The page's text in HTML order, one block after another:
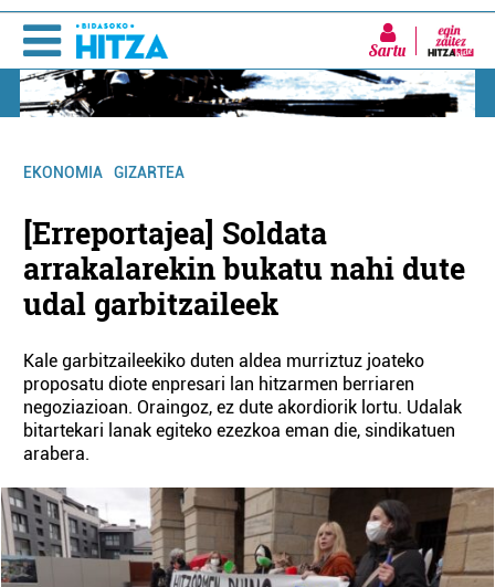
Sartu
EKONOMIA GIZARTEA
[Erreportajea] Soldata
arrakalarekin bukatu nahi dute
udal garbitzaileek
Kale garbitzaileekiko duten aldea murriztuz joateko
proposatu diote enpresari lan hitzarmen berriaren
negoziazioan. Oraingoz, ez dute akordiorik lortu. Udalak
bitartekari lanak egiteko ezezkoa eman die, sindikatuen
arabera.